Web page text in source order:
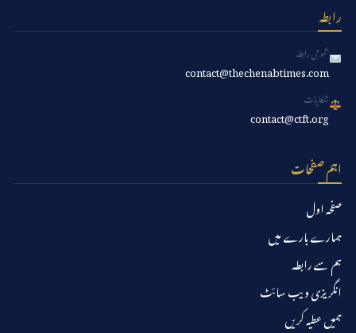
رابطہ
عمومی رابطہ
contact@thechenabtimes.com
شکایات
contact@ctft.org
اہم صفحات
صفحہ اول
ہمارے بارے میں
ہم سے رابطہ
انگریزی ویب سائٹ
ہمیں عطیہ کریں